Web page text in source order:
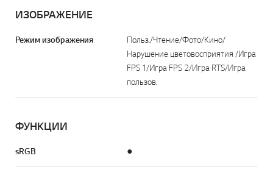
ИЗОБРАЖЕНИЕ
Режим изображения
Польз./Чтение/Фото/Кино/
Нарушение цветовосприятия /Игра
FPS 1/Игра FPS 2/Игра RTS/Игра
пользов.
ФУНКЦИИ
sRGB ●